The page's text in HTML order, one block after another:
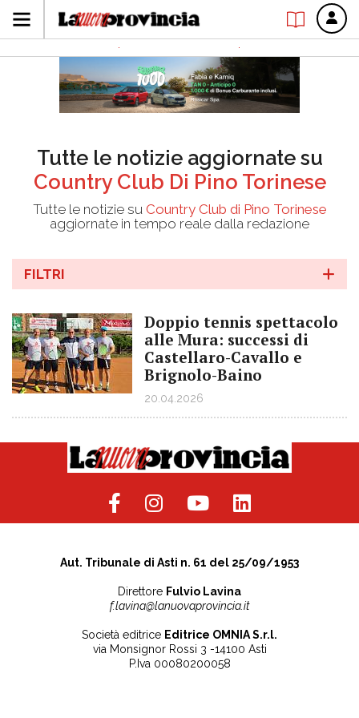
Tutte le notizie aggiornate su
Country Club Di Pino Torinese
Tutte le notizie su Country Club di Pino Torinese
aggiornate in tempo reale dalla redazione
FILTRI
Doppio tennis spettacolo
alle Mura: successi di
Castellaro-Cavallo e
Brignolo-Baino
20.04.2026
Aut. Tribunale di Asti n. 61 del 25/09/1953
Direttore Fulvio Lavina
f.lavina@lanuovaprovincia.it
Società editrice Editrice OMNIA S.r.l.
via Monsignor Rossi 3 -14100 Asti
P.Iva 00080200058